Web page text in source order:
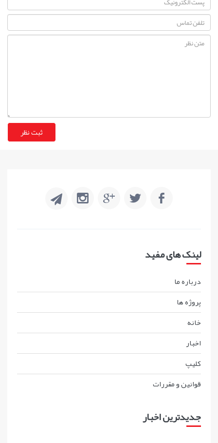
لینک های مفید
درباره ما
پروژه ها
خانه
اخبار
کليپ
قوانين و مقررات
جدیدترین اخبار